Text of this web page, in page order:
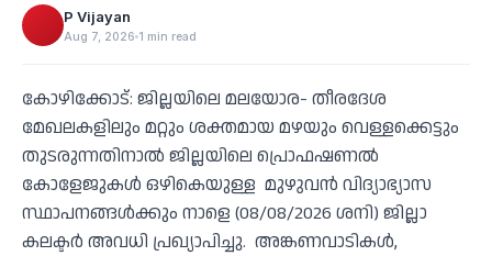
P Vijayan
Aug 7, 2026 1 min read
കോഴിക്കോട്: ജില്ലയിലെ മലയോര- തീരദേശ
മേഖലകളിലും മറ്റും ശക്തമായ മഴയും വെള്ളക്കെട്ടും
തുടരുന്നതിനാൽ ജില്ലയിലെ പ്രൊഫഷണൽ
കോളേജുകൾ ഒഴികെയുള്ള മുഴുവൻ വിദ്യാഭ്യാസ
സ്ഥാപനങ്ങൾക്കും നാളെ (08/08/2026 ശനി) ജില്ലാ
കലക്ടർ അവധി പ്രഖ്യാപിച്ചു. അങ്കണവാടികൾ,